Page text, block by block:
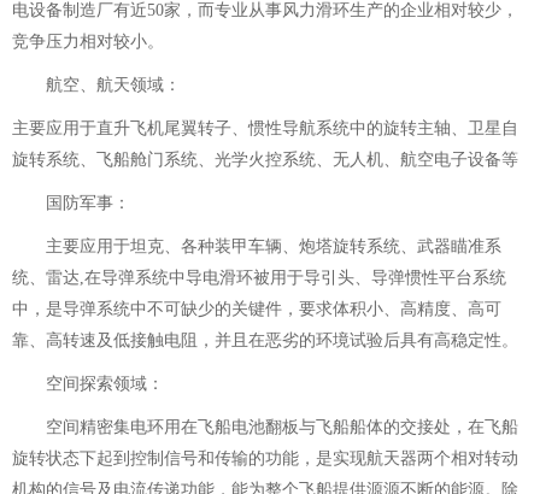
电设备制造厂有近50家，而专业从事风力滑环生产的企业相对较少，
竞争压力相对较小。
航空、航天领域：
主要应用于直升飞机尾翼转子、惯性导航系统中的旋转主轴、卫星自
旋转系统、飞船舱门系统、光学火控系统、无人机、航空电子设备等
国防军事：
主要应用于坦克、各种装甲车辆、炮塔旋转系统、武器瞄准系
统、雷达,在导弹系统中导电滑环被用于导引头、导弹惯性平台系统
中，是导弹系统中不可缺少的关键件，要求体积小、高精度、高可
靠、高转速及低接触电阻，并且在恶劣的环境试验后具有高稳定性。
空间探索领域：
空间精密集电环用在飞船电池翻板与飞船船体的交接处，在飞船
旋转状态下起到控制信号和传输的功能，是实现航天器两个相对转动
机构的信号及电流传递功能，能为整个飞船提供源源不断的能源。除